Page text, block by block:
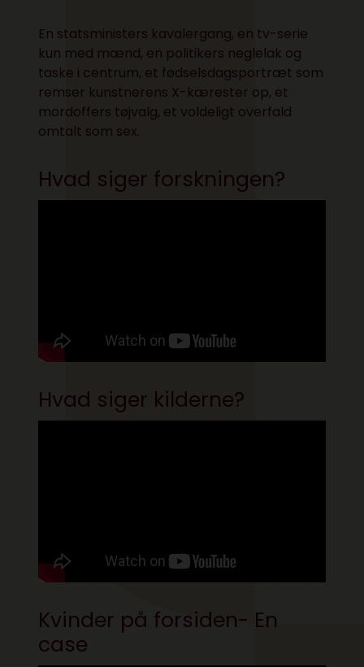
En statsministers kavalergang, en tv-serie
kun med mænd, en politikers neglelak og
taske i centrum, et fødselsdagsportræt som
remser kunstnerens X-kærester op, et
mordoffers tøjvalg, et voldeligt overfald
omtalt som sex.
Hvad siger forskningen?
Hvad siger kilderne?
Kvinder på forsiden- En
case